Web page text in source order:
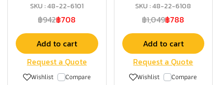
SKU : 48-22-6101
฿942฿708
Add to cart
Request a Quote
Wishlist Compare
SKU : 48-22-6108
฿1,049฿788
Add to cart
Request a Quote
Wishlist Compare